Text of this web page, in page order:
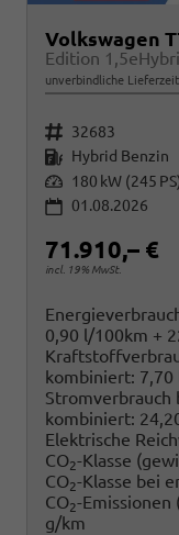
Volkswagen
Edition
unverbindliche
Fahrzeugnr. 32683
Kraftstoff Hybrid Benzin
Leistung 180 kW (245
01.08.2026
71.910,– €
incl. 19% MwSt.
0,90 l/100km +
kombiniert: 7,70
kombiniert:
Elektrische
CO2-Klasse
CO2-Klasse bei
CO2-
g/km